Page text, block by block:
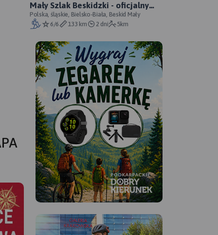
Mały Szlak Beskidzki - oficjalny
przebieg
Polska, śląskie, Bielsko-Biała, Beskid Mały
6/6
133 km 2 dni 5km